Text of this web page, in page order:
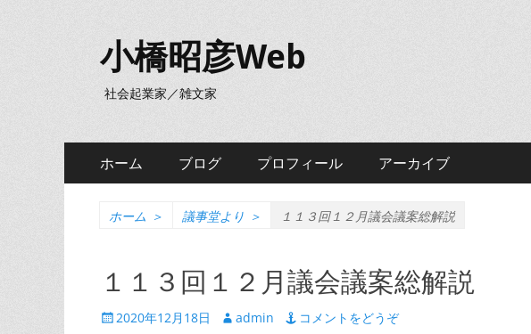
小橋昭彦Web
社会起業家／雑文家
メ
イ
ニ
ュ
ホーム ブログ プロフィール アーカイブ
ホーム ＞ 議事堂より ＞ １１３回１２月議会議案総解説
１１３回１２月議会議案総解説
投 2020年12月18日
投 admin コメントをどうぞ